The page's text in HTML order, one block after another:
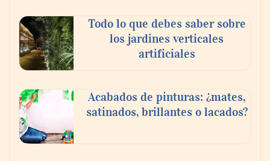
Todo lo que debes saber sobre
los jardines verticales
artificiales
Acabados de pinturas: ¿mates,
satinados, brillantes o lacados?